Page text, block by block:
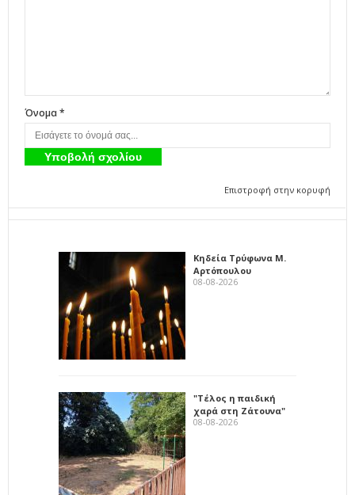
Όνομα *
Επιστροφή στην κορυφή
Κηδεία Τρύφωνα Μ.
Αρτόπουλου
08-08-2026
"Τέλος η παιδική
χαρά στη Ζάτουνα"
08-08-2026